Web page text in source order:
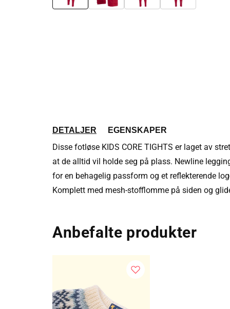
DETALJER EGENSKAPER
Disse fotløse KIDS CORE TIGHTS er laget av
at de alltid vil holde seg på plass. Newline
for en behagelig passform og et reflekterende
Komplett med mesh-stofflomme på siden og
Anbefalte produkter